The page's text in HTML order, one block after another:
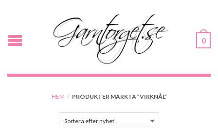
0
HEM / PRODUKTER MÄRKTA ”VIRKNÅL”